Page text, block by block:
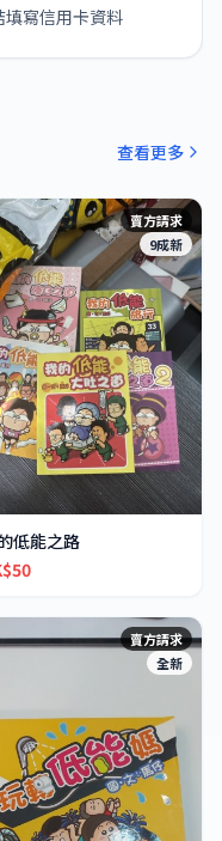
寫信用卡資料
查看更多
賣方請求
9成新
低能之路
賣方請求
全新